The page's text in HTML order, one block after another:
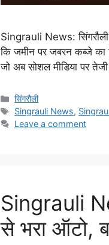
Singrauli News: सिंगरौली
कि जमीन पर जबरन कब्जे का
जो अब सोशल मीडिया पर
Categories
सिंगरौली
Tags
Singrauli News,
Leave a comment
Singrauli
से भरा ऑटो,